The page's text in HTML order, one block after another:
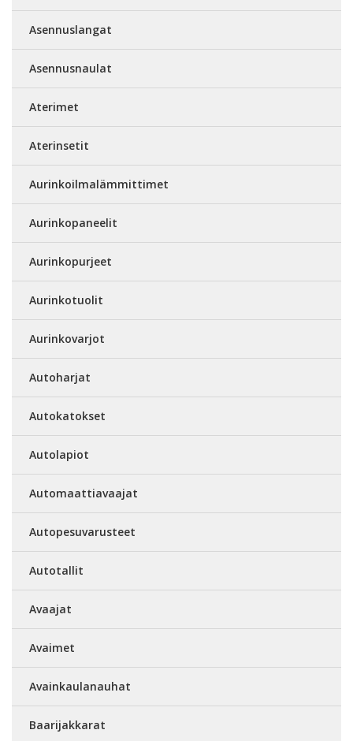
Asennuslangat
Asennusnaulat
Aterimet
Aterinsetit
Aurinkoilmalämmittimet
Aurinkopaneelit
Aurinkopurjeet
Aurinkotuolit
Aurinkovarjot
Autoharjat
Autokatokset
Autolapiot
Automaattiavaajat
Autopesuvarusteet
Autotallit
Avaajat
Avaimet
Avainkaulanauhat
Baarijakkarat